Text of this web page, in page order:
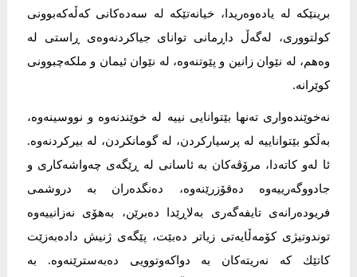
برینێکە لە یادەوەریدا، خیانەتێکە لە سەدەکانی کەڵەکەبوونی
کولتووری، لەگەڵ داڕمانی توانای جیاکردنەوەی ڕاستی لە
وەهم، لە نێوان زانین و پێوتنەوە، لە نێوان ئیمان و ملکەچبوونی
کوێرانە.
نەخوێندەواری تەنها بێتوانایی نییە لە خوێندنەوە و نووسینەوە،
بەڵکو بێتواناییە لە پرسیارکردن، لە گومانکردن، لە بیرکردنەوە.
ئا لەو کاتەدا، مرۆڤەکان بە ئاسانی لە ڕێگەی چەواشەکاری و
جادووگەرییەوە دەقۆزرێنەوە، دەنگدەران بە دروشمی
فریودەرانەی تایفەگەری بەلاڕێدا دەبرێن، بەهۆی نەزانییەوە
توندوتیژی کۆمەڵایەتی زیاتر دەبێت، پێگەی ژنیش دادەبەزێت
کاتێك کە نەریتەکان بە دواکەوتوویی دەبەسترێنەوە. بە